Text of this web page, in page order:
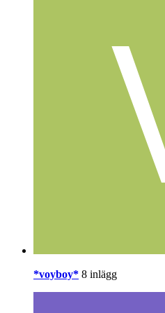
*voyboy* 8 inlägg